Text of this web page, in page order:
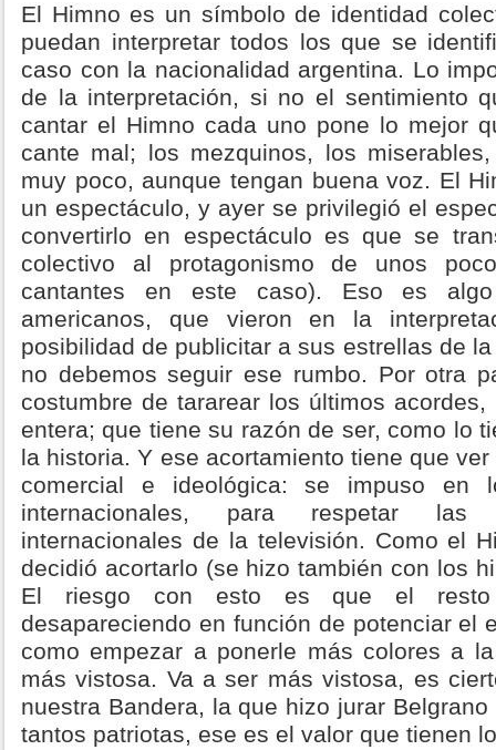
El Himno es un símbolo de identidad
puedan interpretar todos los que se
caso con la nacionalidad argentina. Lo
de la interpretación, si no el sentimiento
cantar el Himno cada uno pone lo mejor
cante mal; los mezquinos, los
muy poco, aunque tengan buena voz. El
un espectáculo, y ayer se privilegió el
convertirlo en espectáculo es que se
colectivo al protagonismo de unos
cantantes en este caso). Eso es
americanos, que vieron en la
posibilidad de publicitar a sus estrellas de
no debemos seguir ese rumbo. Por otra
costumbre de tararear los últimos
entera; que tiene su razón de ser, como lo
la historia. Y ese acortamiento tiene que
comercial e ideológica: se impuso en
internacionales, para respetar las
internacionales de la televisión. Como el
decidió acortarlo (se hizo también con los
El riesgo con esto es que el resto
desapareciendo en función de potenciar el
como empezar a ponerle más colores a
más vistosa. Va a ser más vistosa, es
nuestra Bandera, la que hizo jurar
tantos patriotas, ese es el valor que tienen